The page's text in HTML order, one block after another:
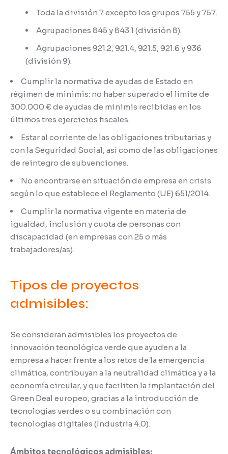
Toda la división 7 excepto los grupos 755 y 757.
Agrupaciones 845 y 843.1 (división 8).
Agrupaciones 921.2, 921.4, 921.5, 921.6 y 936
(división 9).
Cumplir la normativa de ayudas de Estado en
régimen de minimis: no haber superado el límite de
300.000 € de ayudas de minimis recibidas en los
últimos tres ejercicios fiscales.
Estar al corriente de las obligaciones tributarias y
con la Seguridad Social, así como de las obligaciones
de reintegro de subvenciones.
No encontrarse en situación de empresa en crisis
según lo que establece el Reglamento (UE) 651/2014.
Cumplir la normativa vigente en materia de
igualdad, inclusión y cuota de personas con
discapacidad (en empresas con 25 o más
trabajadores/as).
Tipos de proyectos
admisibles:
Se consideran admisibles los proyectos de
innovación tecnológica verde que ayuden a la
empresa a hacer frente a los retos de la emergencia
climática, contribuyan a la neutralidad climática y a la
economía circular, y que faciliten la implantación del
Green Deal europeo, gracias a la introducción de
tecnologías verdes o su combinación con
tecnologías digitales (Industria 4.0).
Ámbitos tecnológicos admisibles: